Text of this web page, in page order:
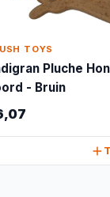
TOYS
Pluche
- Bruin